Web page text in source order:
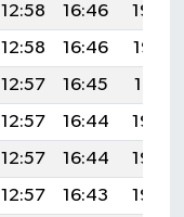
12:58 16:46
19:54
12:58 16:46
19:52
12:57 16:45
19:51
12:57 16:44
19:49
12:57 16:44
19:48
12:57 16:43
19:46